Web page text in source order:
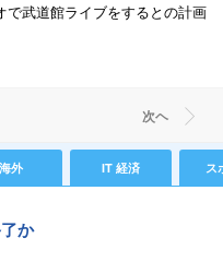
で武道館ライブをするとの計画
次ヘ
海外 IT 経済 ス
か